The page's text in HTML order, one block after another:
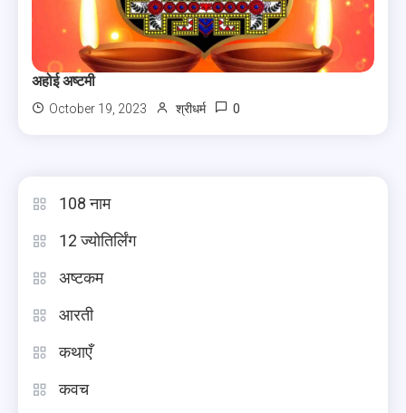
अहोई अष्टमी
October 19, 2023 श्रीधर्म 0
108 नाम
12 ज्योतिर्लिंग
अष्टकम
आरती
कथाएँ
कवच